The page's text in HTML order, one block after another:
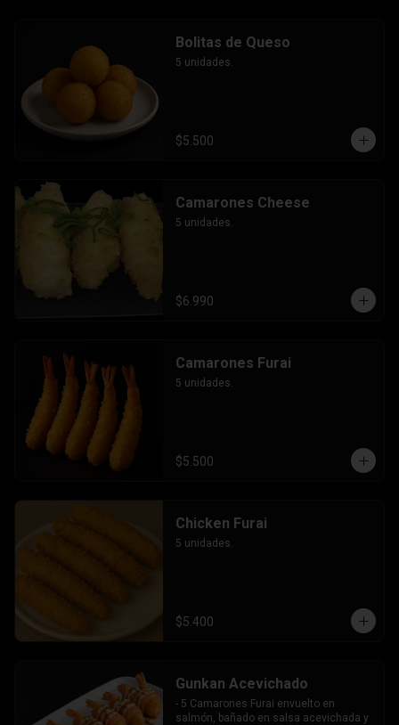
Bolitas de Queso
5 unidades.
$5.500
Camarones Cheese
5 unidades.
$6.990
Camarones Furai
5 unidades.
$5.500
Chicken Furai
5 unidades.
$5.400
Gunkan Acevichado
- 5 Camarones Furai envuelto en
salmón, bañado en salsa acevichada y